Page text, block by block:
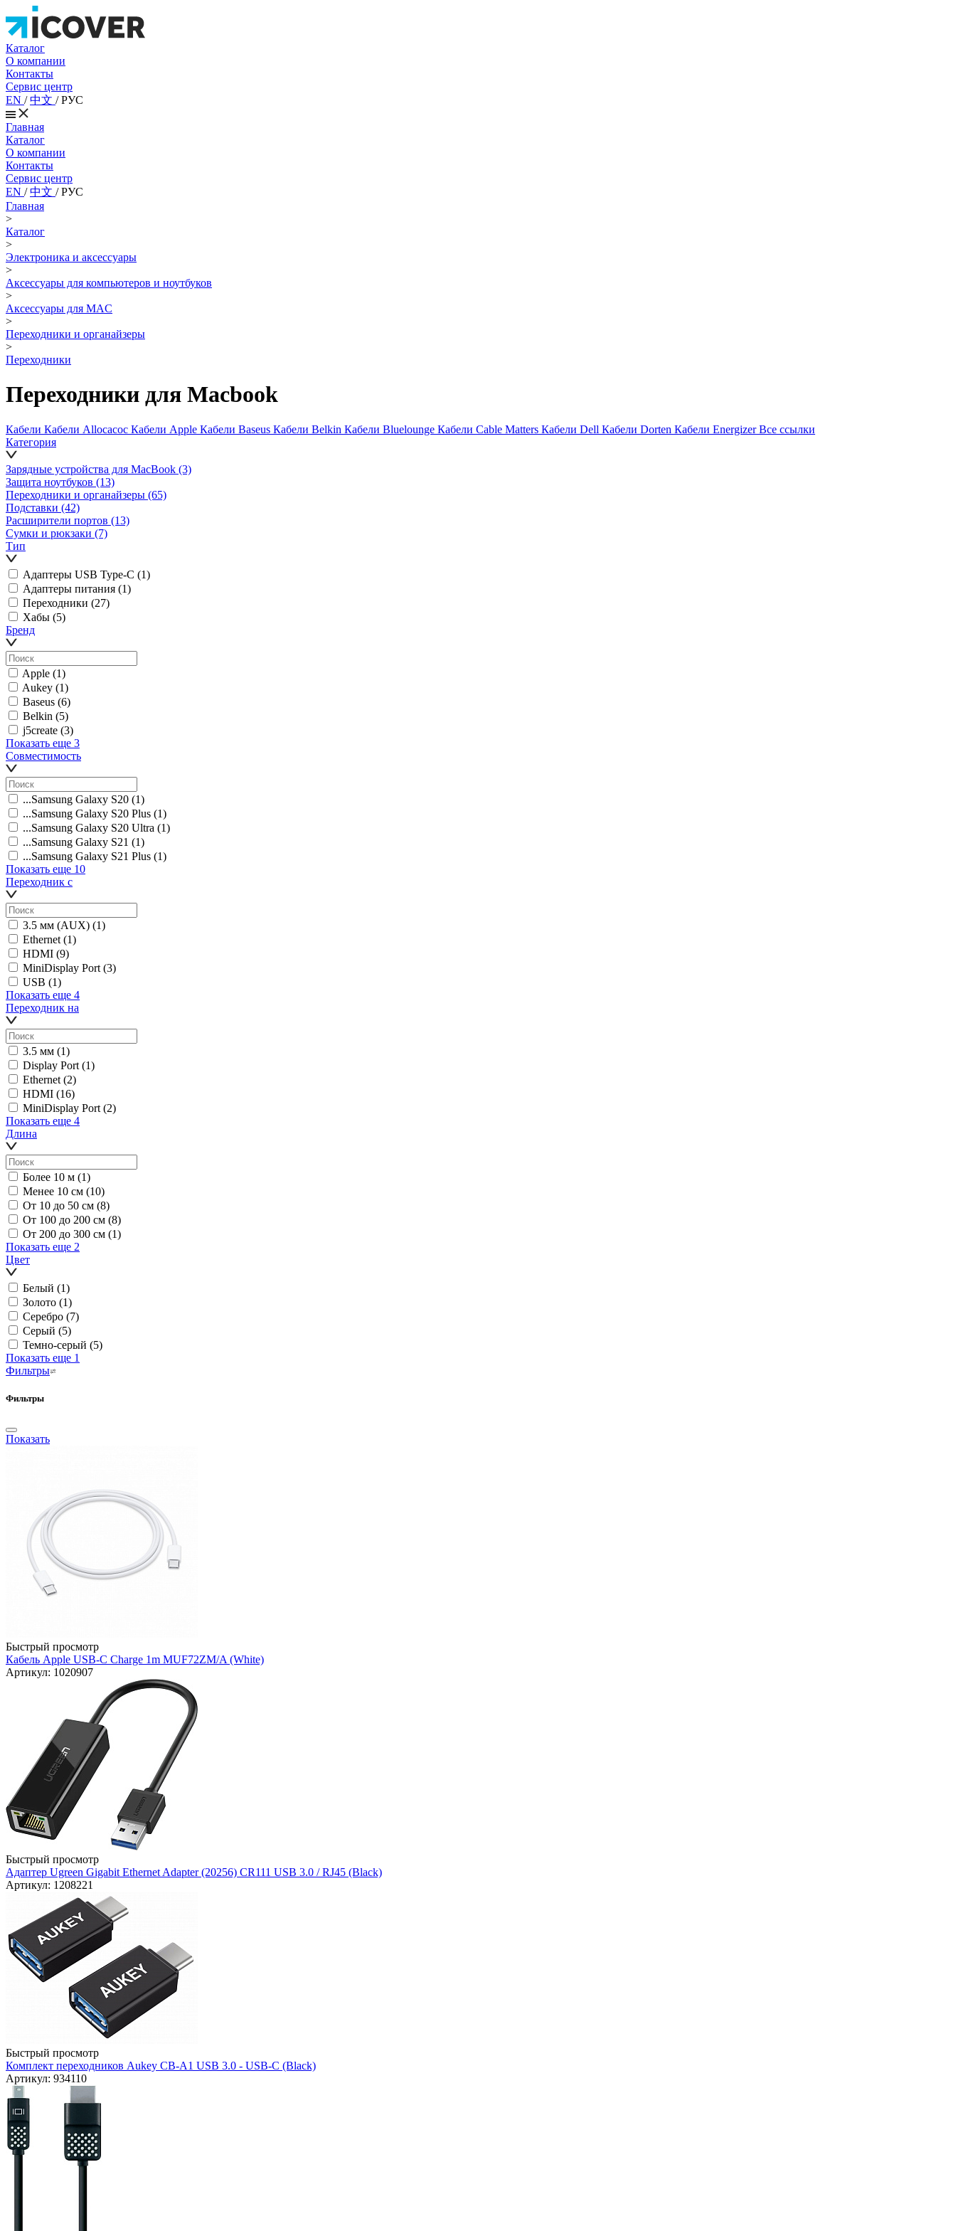
Каталог
О компании
Контакты
Сервис центр
EN /中文 /РУС
Главная
Каталог
О компании
Контакты
Сервис центр
EN /中文 /РУС
Главная
>
Каталог
>
Электроника и аксессуары
>
Аксессуары для компьютеров и ноутбуков
>
Аксессуары для MAC
>
Переходники и органайзеры
>
Переходники
Переходники для Macbook
Кабели Кабели Allocacoc Кабели Apple Кабели Baseus Кабели Belkin Кабели Bluelounge Кабели Cable Matters Кабели Dell Кабели Dorten Кабели EnergizerВсе ссылки
Категория
Зарядные устройства для MacBook (3)
Защита ноутбуков (13)
Переходники и органайзеры (65)
Подставки (42)
Расширители портов (13)
Сумки и рюкзаки (7)
Тип
Адаптеры USB Type-C (1)
Адаптеры питания (1)
Переходники (27)
Хабы (5)
Бренд
Apple (1)
Aukey (1)
Baseus (6)
Belkin (5)
j5create (3)
Показать еще 3
Совместимость
...Samsung Galaxy S20 (1)
...Samsung Galaxy S20 Plus (1)
...Samsung Galaxy S20 Ultra (1)
...Samsung Galaxy S21 (1)
...Samsung Galaxy S21 Plus (1)
Показать еще 10
Переходник с
3.5 мм (AUX) (1)
Ethernet (1)
HDMI (9)
MiniDisplay Port (3)
USB (1)
Показать еще 4
Переходник на
3.5 мм (1)
Display Port (1)
Ethernet (2)
HDMI (16)
MiniDisplay Port (2)
Показать еще 4
Длина
Более 10 м (1)
Менее 10 см (10)
От 10 до 50 см (8)
От 100 до 200 см (8)
От 200 до 300 см (1)
Показать еще 2
Цвет
Белый (1)
Золото (1)
Серебро (7)
Серый (5)
Темно-серый (5)
Показать еще 1
Фильтры
Фильтры
Показать
Быстрый просмотр
Кабель Apple USB-C Charge 1m MUF72ZM/A (White)
Артикул: 1020907
Быстрый просмотр
Адаптер Ugreen Gigabit Ethernet Adapter (20256) CR111 USB 3.0 / RJ45 (Black)
Артикул: 1208221
Быстрый просмотр
Комплект переходников Aukey CB-A1 USB 3.0 - USB-C (Black)
Артикул: 934110